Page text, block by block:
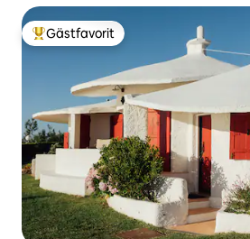
Populär gästfavorit
Gästfavorit